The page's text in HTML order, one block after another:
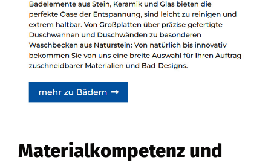
Materialkompetenz und